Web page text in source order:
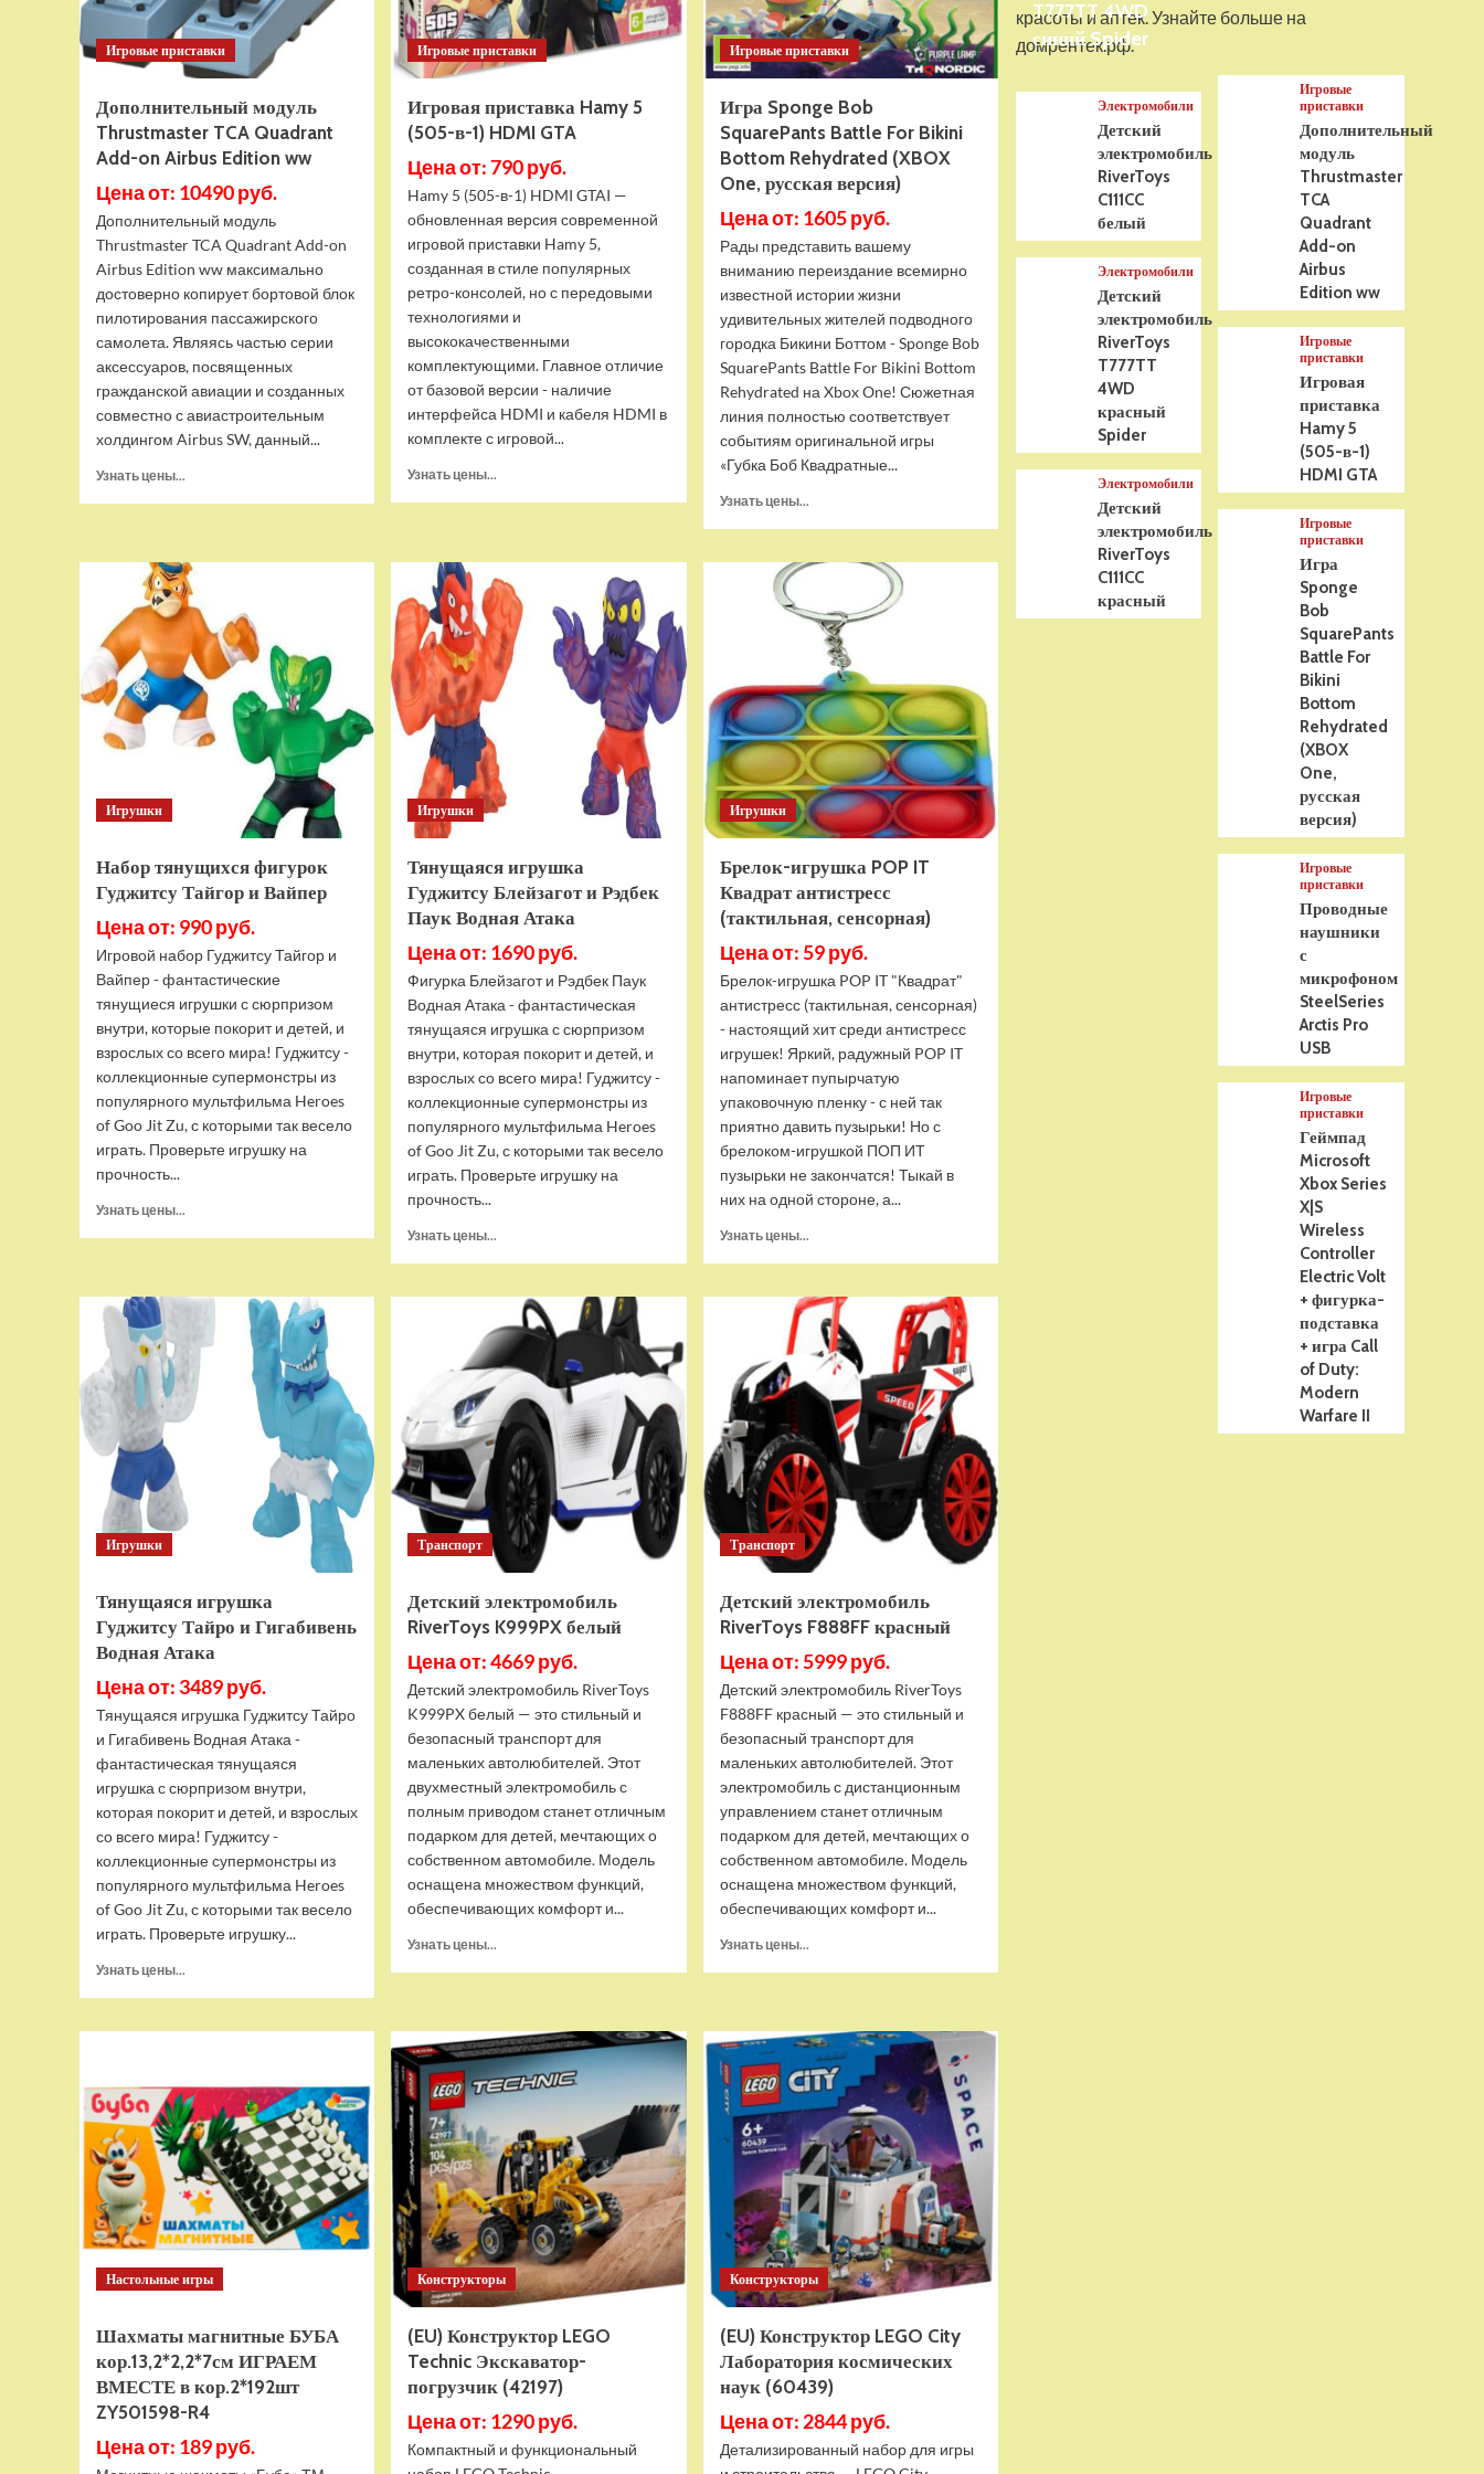
5
На радиоуправлении
(Германия) HC (для ИК
танкового боя) V3 2.4G
RTR, TG3848-1HC-IR3.0
Игровые приставки
Дополнительный модуль
Thrustmaster TCA Quadrant
Add-on Airbus Edition ww
Цена от: 10490 руб.
Дополнительный модуль
Thrustmaster TCA Quadrant Add-on
Airbus Edition ww максимально
достоверно копирует бортовой блок
пилотирования пассажирского
самолета. Являясь частью серии
аксессуаров, посвященных
гражданской авиации и созданных
совместно с авиастроительным
холдингом Airbus SW, данный...
Узнать цены...
Thrustmaster
TCA
Quadrant
Add-
on
Airbus
Edition
ww
Игровые приставки
Игровая приставка Hamy 5
(505-в-1) HDMI GTA
Цена от: 790 руб.
Hamy 5 (505-в-1) HDMI GTAI —
обновленная версия современной
игровой приставки Hamy 5,
созданная в стиле популярных
ретро-консолей, но с передовыми
технологиями и
высококачественными
комплектующими. Главное отличие
от базовой версии - наличие
интерфейса HDMI и кабеля HDMI в
комплекте с игровой...
Узнать цены...
Hamy
5
(505-
в-1)
HDMI
GTA
Игровые приставки
Игра Sponge Bob
SquarePants Battle For Bikini
Bottom Rehydrated (XBOX
One, русская версия)
Цена от: 1605 руб.
Рады представить вашему
вниманию переиздание всемирно
известной истории жизни
удивительных жителей подводного
городка Бикини Боттом - Sponge Bob
SquarePants Battle For Bikini Bottom
Rehydrated на Xbox One! Сюжетная
линия полностью соответствует
событиям оригинальной игры
«Губка Боб Квадратные...
Узнать цены...
Игра
SquarePants
Battle
Bikini
Bottom
Rehydrated
(XBOX
One,
русская
версия)
Игрушки
Набор тянущихся фигурок
Гуджитсу Тайгор и Вайпер
Цена от: 990 руб.
Игровой набор Гуджитсу Тайгор и
Вайпер - фантастические
тянущиеся игрушки с сюрпризом
внутри, которые покорит и детей, и
взрослых со всего мира! Гуджитсу -
коллекционные супермонстры из
популярного мультфильма Heroes
of Goo Jit Zu, с которыми так весело
играть. Проверьте игрушку на
прочность...
Узнать цены...
Гуджитсу
Вайпер
Игрушки
Тянущаяся игрушка
Гуджитсу Блейзагот и Рэдбек
Паук Водная Атака
Цена от: 1690 руб.
Фигурка Блейзагот и Рэдбек Паук
Водная Атака - фантастическая
тянущаяся игрушка с сюрпризом
внутри, которая покорит и детей, и
взрослых со всего мира! Гуджитсу -
коллекционные супермонстры из
популярного мультфильма Heroes
of Goo Jit Zu, с которыми так весело
играть. Проверьте игрушку на
прочность...
Узнать цены...
Тянущаяся
игрушка
Гуджитсу
Блейзагот
Рэдбек
Паук
Водная
Атака
Игрушки
Брелок-игрушка POP IT
Квадрат антистресс
(тактильная, сенсорная)
Цена от: 59 руб.
Брелок-игрушка POP IT "Квадрат"
антистресс (тактильная, сенсорная)
- настоящий хит среди антистресс
игрушек! Яркий, радужный POP IT
напоминает пупырчатую
упаковочную пленку - с ней так
приятно давить пузырьки! Но с
брелоком-игрушкой ПОП ИТ
пузырьки не закончатся! Тыкай в
них на одной стороне, а...
Узнать цены...
Брелок-
игрушка
POP
IT
Квадрат
антистресс
(тактильная,
сенсорная)
Игрушки
Тянущаяся игрушка
Гуджитсу Тайро и Гигабивень
Водная Атака
Цена от: 3489 руб.
Тянущаяся игрушка Гуджитсу Тайро
и Гигабивень Водная Атака -
фантастическая тянущаяся
игрушка с сюрпризом внутри,
которая покорит и детей, и взрослых
со всего мира! Гуджитсу -
коллекционные супермонстры из
популярного мультфильма Heroes
of Goo Jit Zu, с которыми так весело
играть. Проверьте игрушку...
Узнать цены...
Тянущаяся
Тайро
и
Гигабивень
Водная
Атака
Транспорт
Детский электромобиль
RiverToys K999PX белый
Цена от: 4669 руб.
Детский электромобиль RiverToys
K999PX белый — это стильный и
безопасный транспорт для
маленьких автолюбителей. Этот
двухместный электромобиль с
полным приводом станет отличным
подарком для детей, мечтающих о
собственном автомобиле. Модель
оснащена множеством функций,
обеспечивающих комфорт и...
Узнать цены...
RiverToys
K999PX
белый
Транспорт
Детский электромобиль
RiverToys F888FF красный
Цена от: 5999 руб.
Детский электромобиль RiverToys
F888FF красный — это стильный и
безопасный транспорт для
маленьких автолюбителей. Этот
электромобиль с дистанционным
управлением станет отличным
подарком для детей, мечтающих о
собственном автомобиле. Модель
оснащена множеством функций,
обеспечивающих комфорт и...
Узнать цены...
RiverToys
F888FF
красный
Настольные игры
Шахматы магнитные БУБА
кор.13,2*2,2*7см ИГРАЕМ
ВМЕСТЕ в кор.2*192шт
ZY501598-R4
Цена от: 189 руб.
Конструкторы
(EU) Конструктор LEGO
Technic Экскаватор-
погрузчик (42197)
Цена от: 1290 руб.
Компактный и функциональный
Конструкторы
(EU) Конструктор LEGO City
Лаборатория космических
наук (60439)
Цена от: 2844 руб.
Детализированный набор для игры
красоты и аптек. Узнайте больше на
домрентек.рф.
T777TT 4WD
синий Spider
Электромобили
Детский
электромобиль
RiverToys
C111CC
белый
Электромобили
Детский
электромобиль
RiverToys
T777TT
4WD
красный
Spider
Электромобили
Детский
электромобиль
RiverToys
C111CC
красный
Игровые
приставки
Дополнительный
модуль
Thrustmaster
TCA
Quadrant
Add-on
Airbus
Edition ww
Игровые
приставки
Игровая
приставка
Hamy 5
(505-в-1)
HDMI GTA
Игровые
приставки
Игра
Sponge
Bob
SquarePants
Battle For
Bikini
Bottom
Rehydrated
(XBOX
One,
русская
версия)
Игровые
приставки
Проводные
наушники
с
микрофоном
SteelSeries
Arctis Pro
USB
Игровые
приставки
Геймпад
Microsoft
Xbox Series
X|S
Wireless
Controller
Electric Volt
+ фигурка-
подставка
+ игра Call
of Duty:
Modern
Warfare II